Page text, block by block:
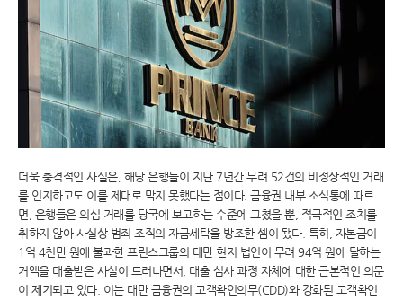
더욱 충격적인 사실은, 해당 은행들이 지난 7년간 무려 52건의 비정상적인 거래
를 인지하고도 이를 제대로 막지 못했다는 점이다. 금융권 내부 소식통에 따르
면, 은행들은 의심 거래를 당국에 보고하는 수준에 그쳤을 뿐, 적극적인 조치를
취하지 않아 사실상 범죄 조직의 자금세탁을 방조한 셈이 됐다. 특히, 자본금이
1억 4천만 원에 불과한 프린스그룹의 대만 현지 법인이 무려 94억 원에 달하는
거액을 대출받은 사실이 드러나면서, 대출 심사 과정 자체에 대한 근본적인 의문
이 제기되고 있다. 이는 대만 금융권의 고객확인의무(CDD)와 강화된 고객확인